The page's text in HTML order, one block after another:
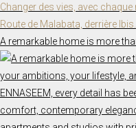
Changer des vies, avec chaque
Route de Malabata, derrière Ibis.
A remarkable home is more